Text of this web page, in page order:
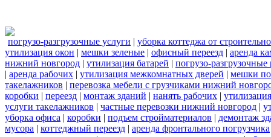
погрузо-разгрузочные услуги | уборка коттеджа от
утилизация окон | мешки зеленые | офисный переезд | аренда
нижний новгород | утилизация батарей | погрузо-разгрузочные
| аренда рабочих | утилизация межкомнатных дверей | мешки
такелажников | перевозка мебели с грузчиками нижний
коробки | переезд | монтаж зданий | нанять рабочих |
услуги такелажников | частные перевозки нижний новгород |
уборка офиса | коробки | подъем стройматериалов | демонтаж
мусора | коттеджный переезд | аренда фронтального погрузчика